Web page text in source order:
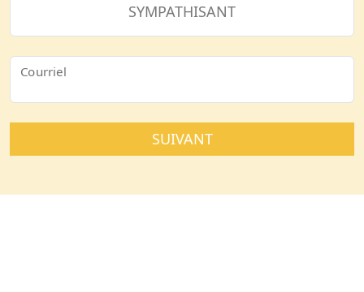
SYMPATHISANT
Courriel
SUIVANT